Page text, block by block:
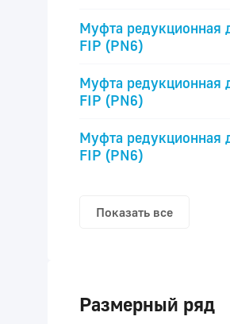
Муфта редукционная
FIP (PN6)
Муфта редукционная
FIP (PN6)
Муфта редукционная
FIP (PN6)
Показать все
Размерный ряд